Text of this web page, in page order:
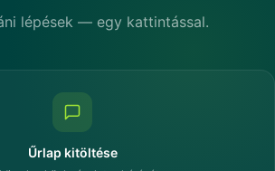
lépések — egy kattintással.
Űrlap kitöltése